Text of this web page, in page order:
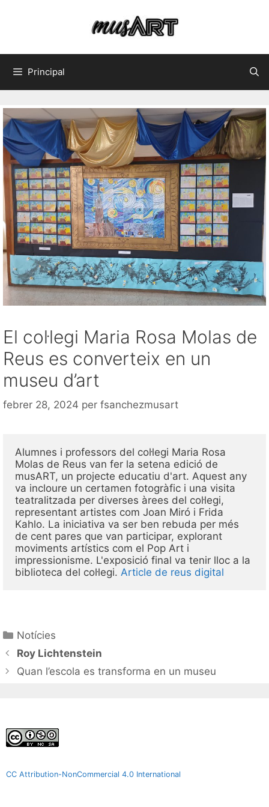
Principal
El col·legi Maria Rosa Molas de
Reus es converteix en un
museu d’art
febrer 28, 2024 per fsanchezmusart
Alumnes i professors del col·legi Maria Rosa
Molas de Reus van fer la setena edició de
musART, un projecte educatiu d'art. Aquest any
va incloure un certamen fotogràfic i una visita
teatralitzada per diverses àrees del col·legi,
representant artistes com Joan Miró i Frida
Kahlo. La iniciativa va ser ben rebuda per més
de cent pares que van participar, explorant
moviments artístics com el Pop Art i
impressionisme. L'exposició final va tenir lloc a la
biblioteca del col·legi. Article de reus digital
Notícies
Roy Lichtenstein
Quan l’escola es transforma en un museu
CC Attribution-NonCommercial 4.0 International